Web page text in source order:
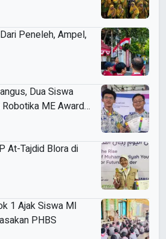
Peneleh, Ampel,
Dua Siswa
ME Awards
At-Tajdid Blora di
1 Ajak Siswa MI
PHBS